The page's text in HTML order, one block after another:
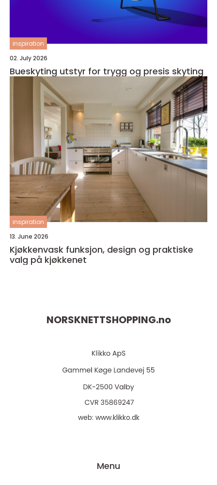
inspiration
02. July 2026
Bueskyting utstyr for trygg og presis skyting
inspiration
13. June 2026
Kjøkkenvask funksjon, design og praktiske
valg på kjøkkenet
NORSKNETTSHOPPING.no
web: www.klikko.dk
Menu